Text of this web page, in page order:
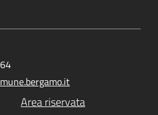
Area riservata